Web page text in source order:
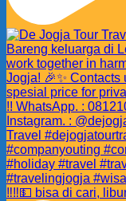
‼️‼️💵 bisa di cari,